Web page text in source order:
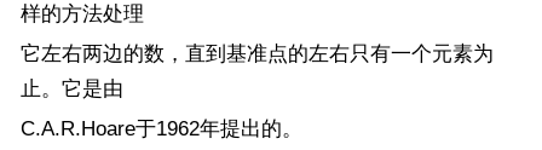
样的方法处理
它左右两边的数，直到基准点的左右只有一个元素为
止。它是由
C.A.R.Hoare于1962年提出的。